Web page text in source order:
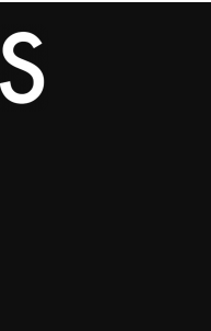
gan kokvilna satīna gultas
veids
ražotāji ir pilni ar
darinājumiem –
skaistuma pazinēji. Mēs
no mūsdienu gultas veļas
sortimentā ir